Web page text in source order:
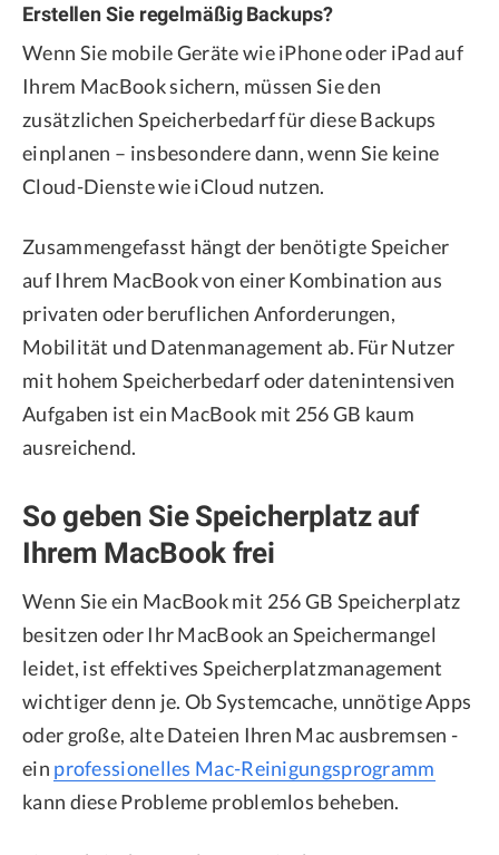
Erstellen Sie regelmäßig Backups?
Wenn Sie mobile Geräte wie iPhone oder iPad auf
Ihrem MacBook sichern, müssen Sie den
zusätzlichen Speicherbedarf für diese Backups
einplanen – insbesondere dann, wenn Sie keine
Cloud-Dienste wie iCloud nutzen.
Zusammengefasst hängt der benötigte Speicher
auf Ihrem MacBook von einer Kombination aus
privaten oder beruflichen Anforderungen,
Mobilität und Datenmanagement ab. Für Nutzer
mit hohem Speicherbedarf oder datenintensiven
Aufgaben ist ein MacBook mit 256 GB kaum
ausreichend.
So geben Sie Speicherplatz auf
Ihrem MacBook frei
Wenn Sie ein MacBook mit 256 GB Speicherplatz
besitzen oder Ihr MacBook an Speichermangel
leidet, ist effektives Speicherplatzmanagement
wichtiger denn je. Ob Systemcache, unnötige Apps
oder große, alte Dateien Ihren Mac ausbremsen -
ein professionelles Mac-Reinigungsprogramm
kann diese Probleme problemlos beheben.